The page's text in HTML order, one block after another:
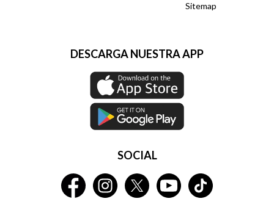
Sitemap
DESCARGA NUESTRA APP
SOCIAL